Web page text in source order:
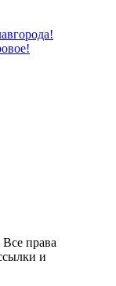
Все права
и